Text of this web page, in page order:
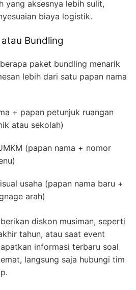
yang aksesnya lebih sulit,
biaya logistik.
Bundling
paket bundling menarik
lebih dari satu papan nama
+ papan petunjuk ruangan
atau sekolah)
(papan nama + nomor
usaha (papan nama baru +
arah)
diskon musiman, seperti
tahun, atau saat event
informasi terbaru soal
langsung saja hubungi tim